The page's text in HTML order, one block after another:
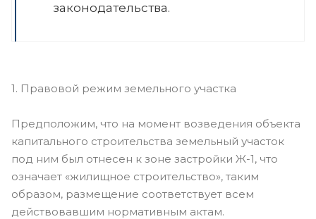
законодательства.
1. Правовой режим земельного участка
Предположим, что на момент возведения объекта
капитального строительства земельный участок
под ним был отнесен к зоне застройки Ж-1, что
означает «жилищное строительство», таким
образом, размещение соответствует всем
действовавшим нормативным актам.